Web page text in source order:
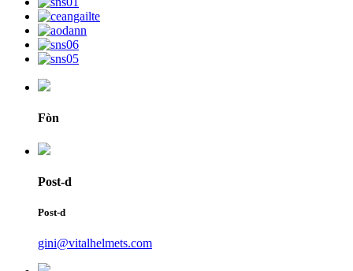
Fòn
Post-d
Post-d
gini@vitalhelmets.com